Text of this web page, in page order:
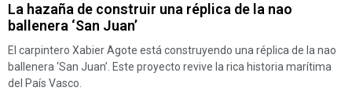
La hazaña de construir una réplica de la nao
ballenera ‘San Juan’
El carpintero Xabier Agote está construyendo una réplica de la nao
ballenera ‘San Juan’. Este proyecto revive la rica historia marítima
del País Vasco.